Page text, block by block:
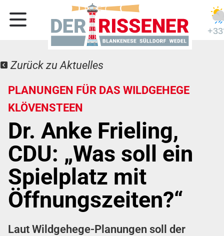
Zurück zu Aktuelles
PLANUNGEN FÜR DAS WILDGEHEGE
KLÖVENSTEEN
Dr. Anke Frieling,
CDU: „Was soll ein
Spielplatz mit
Öffnungszeiten?“
Laut Wildgehege-Planungen soll der